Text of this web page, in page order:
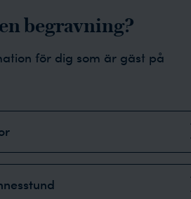
begravning?
för dig som är gäst på